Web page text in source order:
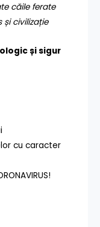
căile ferate
civilizație
și sigur
cu caracter